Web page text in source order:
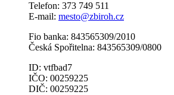
Telefon: 373 749 511
E-mail: mesto@zbiroh.cz
Fio banka: 843565309/2010
Česká Spořitelna: 843565309/0800
ID: vtfbad7
IČO: 00259225
DIČ: 00259225